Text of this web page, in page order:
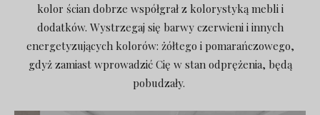
kolor ścian dobrze współgrał z kolorystyką mebli i
dodatków. Wystrzegaj się barwy czerwieni i innych
energetyzujących kolorów: żółtego i pomarańczowego,
gdyż zamiast wprowadzić Cię w stan odprężenia, będą
pobudzały.